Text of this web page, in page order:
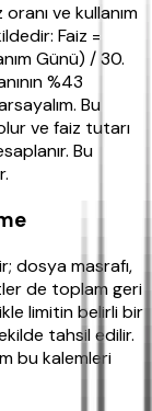
ve kullanım
Faiz =
Günü) / 30.
%43
Bu
ve faiz tutarı
Bu
dosya masrafı,
de toplam geri
limitin belirli bir
tahsil edilir.
bu kalemleri